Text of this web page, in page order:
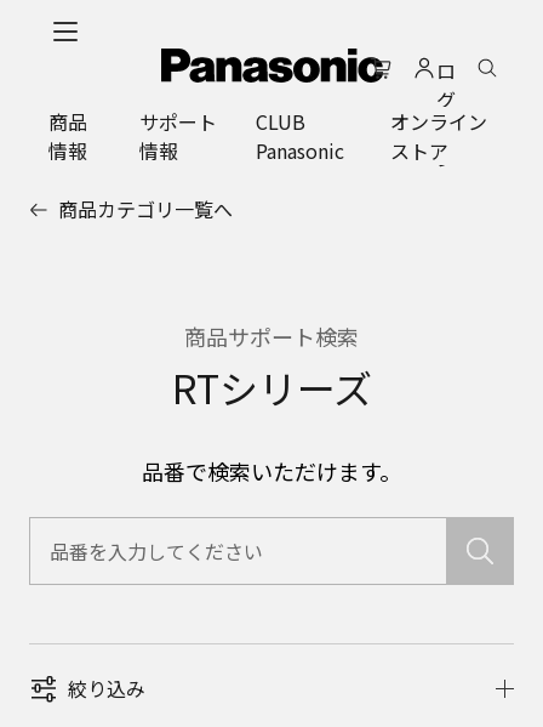
ロ
グ
イ
ン
商品
情報
サポート
情報
CLUB
Panasonic
オンライン
ストア
商品カテゴリ一覧へ
商品サポート検索
RTシリーズ
品番で検索いただけます。
絞り込み